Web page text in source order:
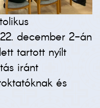
december 2-án
tartott nyílt
iránt
és